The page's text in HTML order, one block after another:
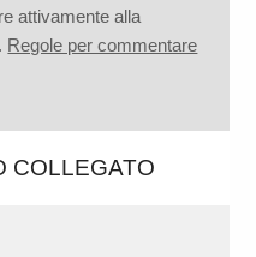
attivamente alla
Regole per commentare
COLLEGATO